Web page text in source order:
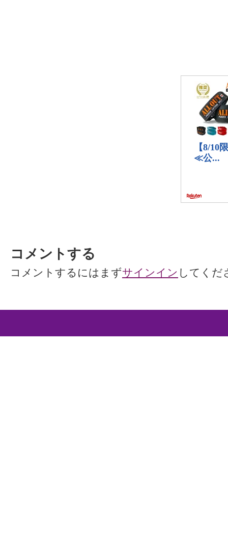
コメントする
コメントするにはまずサインイン してくだ